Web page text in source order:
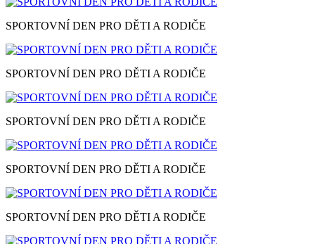
SPORTOVNÍ DEN PRO DĚTI A RODIČE
SPORTOVNÍ DEN PRO DĚTI A RODIČE
SPORTOVNÍ DEN PRO DĚTI A RODIČE
SPORTOVNÍ DEN PRO DĚTI A RODIČE
SPORTOVNÍ DEN PRO DĚTI A RODIČE